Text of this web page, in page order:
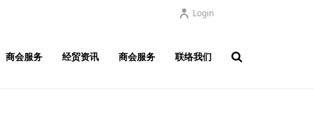
Login
商会服务 经贸资讯 商会服务 联络我们